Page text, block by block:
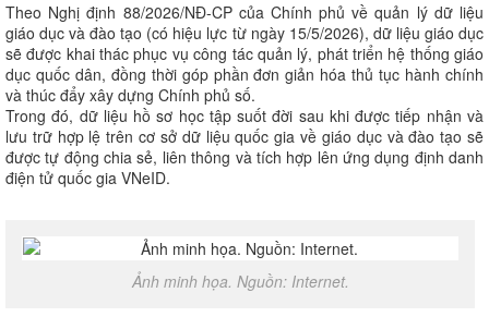
Theo Nghị định 88/2026/NĐ-CP của Chính phủ về quản lý dữ liệu
giáo dục và đào tạo (có hiệu lực từ ngày 15/5/2026), dữ liệu giáo dục
sẽ được khai thác phục vụ công tác quản lý, phát triển hệ thống giáo
dục quốc dân, đồng thời góp phần đơn giản hóa thủ tục hành chính
và thúc đẩy xây dựng Chính phủ số.
Trong đó, dữ liệu hồ sơ học tập suốt đời sau khi được tiếp nhận và
lưu trữ hợp lệ trên cơ sở dữ liệu quốc gia về giáo dục và đào tạo sẽ
được tự động chia sẻ, liên thông và tích hợp lên ứng dụng định danh
điện tử quốc gia VNeID.
Ảnh minh họa. Nguồn: Internet.